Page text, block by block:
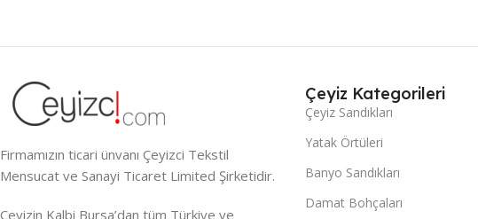
Firmamızın ticari ünvanı Çeyizci Tekstil
Mensucat ve Sanayi Ticaret Limited Şirketidir.
Çeyizin Kalbi Bursa’dan tüm Türkiye ve
Çeyiz Kategorileri
Çeyiz Sandıkları
Yatak Örtüleri
Banyo Sandıkları
Damat Bohçaları